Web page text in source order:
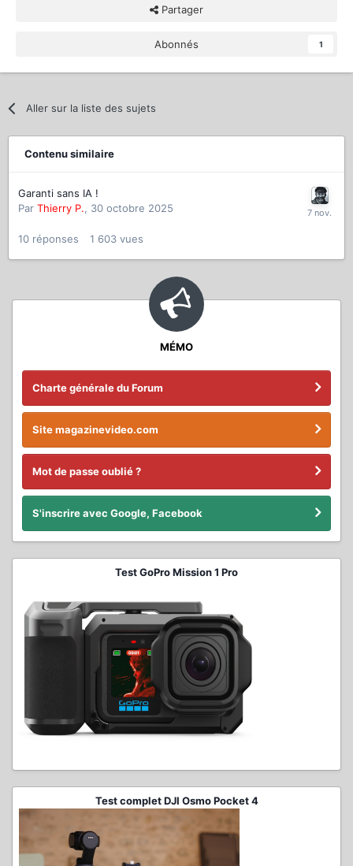
Partager
Abonnés 1
Aller sur la liste des sujets
Contenu similaire
Garanti sans IA !
Par Thierry P., 30 octobre 2025
10 réponses 1 603 vues
MÉMO
Charte générale du Forum
Site magazinevideo.com
Mot de passe oublié ?
S'inscrire avec Google, Facebook
Test GoPro Mission 1 Pro
Test complet DJI Osmo Pocket 4